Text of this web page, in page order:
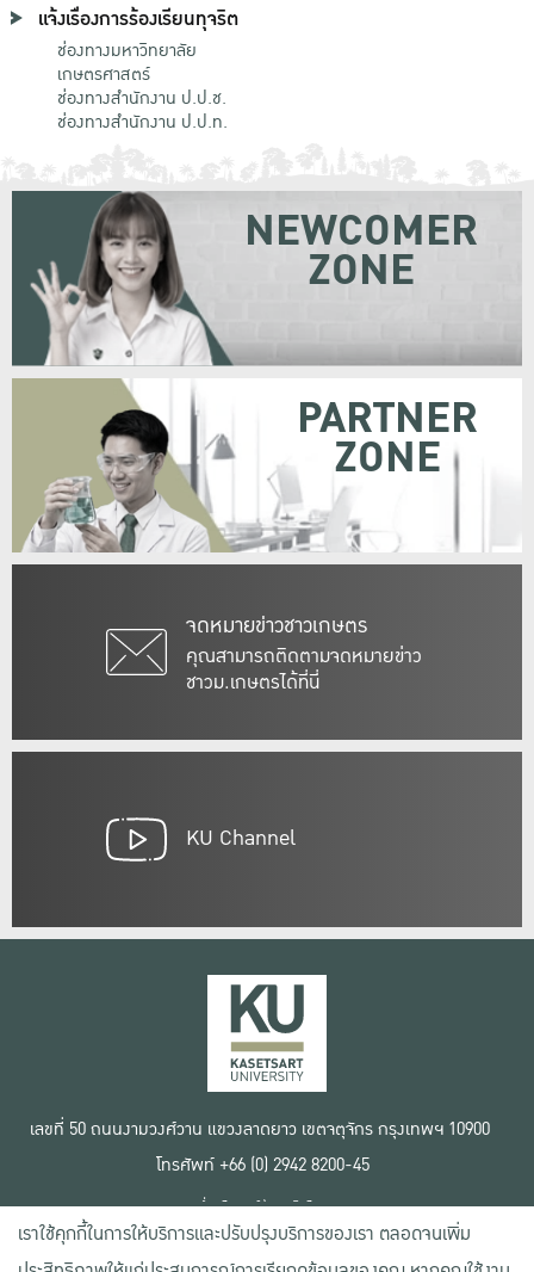
แจ้งเรื่องการร้องเรียนทุจริต
ช่องทางมหาวิทยาลัย
เกษตรศาสตร์
ช่องทางสำนักงาน ป.ป.ช.
ช่องทางสำนักงาน ป.ป.ท.
จดหมายข่าวชาวเกษตร
คุณสามารถติดตามจดหมายข่าว
ชาวม.เกษตรได้ที่นี่
NEWCOMER
ZONE
PARTNER
ZONE
KU Channel
เลขที่ 50 ถนนงามวงศ์วาน แขวงลาดยาว เขตจตุจักร กรุงเทพฯ 10900
โทรศัพท์ +66 (0) 2942 8200-45
เงื่อนไขการใช้งานเว็บไซต์
ข้อตกลงด้านสิทธิ์ใช้งาน
นโยบายความเป็นส่วนตัว
เราใช้คุกกี้ในการให้บริการและปรับปรุงบริการของเรา ตลอดจนเพิ่ม